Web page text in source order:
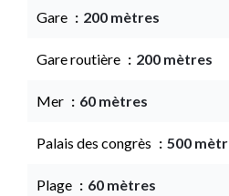
Gare 200 mètres
Gare routière 200 mètres
Mer 60 mètres
Palais des congrès 500
Plage 60 mètres